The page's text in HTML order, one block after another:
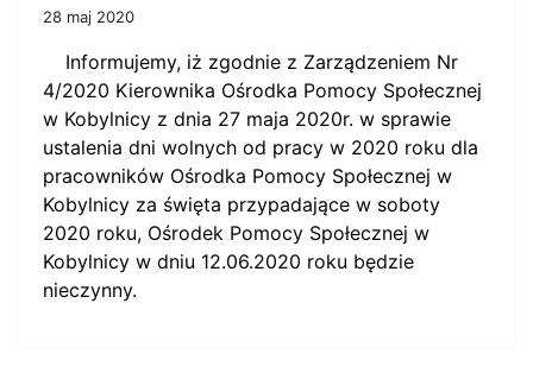
28 maj 2020
Informujemy, iż zgodnie z Zarządzeniem Nr
4/2020 Kierownika Ośrodka Pomocy Społecznej
w Kobylnicy z dnia 27 maja 2020r. w sprawie
ustalenia dni wolnych od pracy w 2020 roku dla
pracowników Ośrodka Pomocy Społecznej w
Kobylnicy za święta przypadające w soboty
2020 roku, Ośrodek Pomocy Społecznej w
Kobylnicy w dniu 12.06.2020 roku będzie
nieczynny.